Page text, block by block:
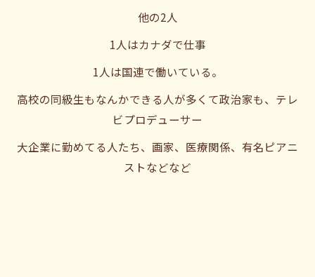
他の2人
1人はカナダで仕事
1人は国連で働いている。
高校の同級生もなんかできる人が多くて政治家も、テレ
ビプロデューサー
大企業に勤めてる人たち、画家、医療関係、有名ピアニ
ストなどなど